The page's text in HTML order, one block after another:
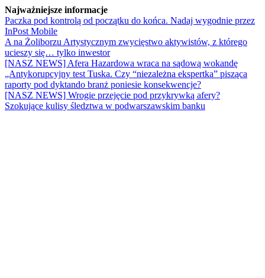
Najważniejsze informacje
Paczka pod kontrolą od początku do końca. Nadaj wygodnie przez
InPost Mobile
A na Żoliborzu Artystycznym zwycięstwo aktywistów, z którego
ucieszy się… tylko inwestor
[NASZ NEWS] Afera Hazardowa wraca na sądową wokandę
„Antykorupcyjny test Tuska. Czy “niezależna ekspertka” pisząca
raporty pod dyktando branż poniesie konsekwencje?
[NASZ NEWS] Wrogie przejęcie pod przykrywką afery?
Szokujące kulisy śledztwa w podwarszawskim banku